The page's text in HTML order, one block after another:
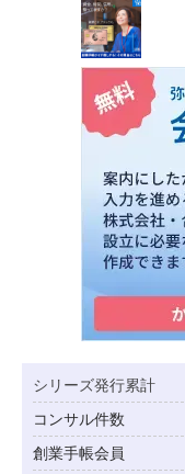
シリーズ発行累計
コンサル件数
創業手帳会員